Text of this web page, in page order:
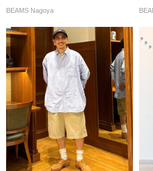
BEAMS Nagoya